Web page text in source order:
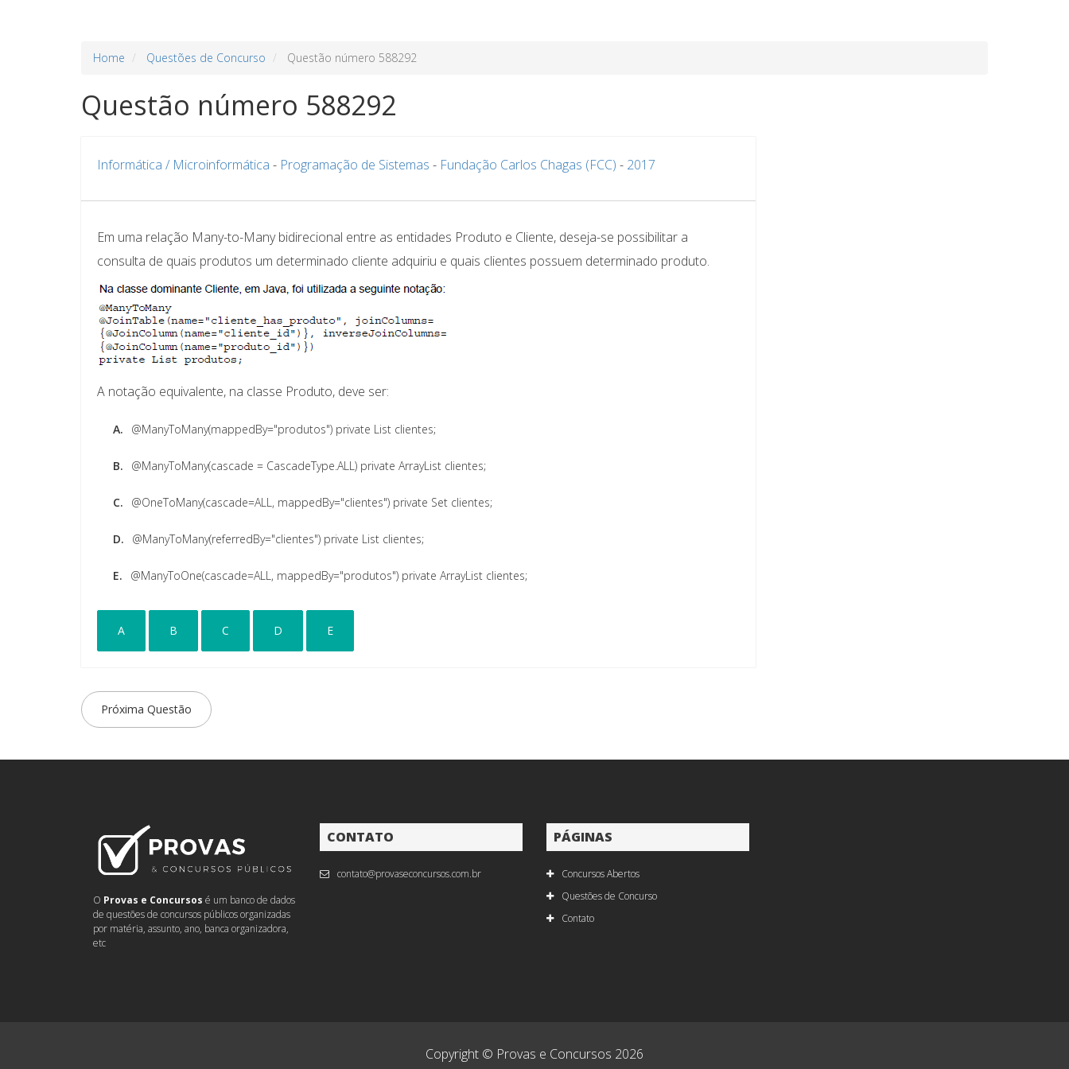
Home Questões de Concurso Questão número 588292
Questão número 588292
Informática / Microinformática - Programação de Sistemas - Fundação Carlos Chagas (FCC) - 2017
Em uma relação Many-to-Many bidirecional entre as entidades Produto e Cliente, deseja-se possibilitar a
consulta de quais produtos um determinado cliente adquiriu e quais clientes possuem determinado produto.
A notação equivalente, na classe Produto, deve ser:
A. @ManyToMany(mappedBy="produtos") private List clientes;
B. @ManyToMany(cascade = CascadeType.ALL) private ArrayList clientes;
C. @OneToMany(cascade=ALL, mappedBy="clientes") private Set clientes;
D. @ManyToMany(referredBy="clientes") private List clientes;
E. @ManyToOne(cascade=ALL, mappedBy="produtos") private ArrayList clientes;
A B C D E
Próxima Questão
O Provas e Concursos é um banco de dados
de questões de concursos públicos organizadas
por matéria, assunto, ano, banca organizadora,
etc
CONTATO
contato@provaseconcursos.com.br
PÁGINAS
Concursos Abertos
Questões de Concurso
Contato
Copyright © Provas e Concursos 2026